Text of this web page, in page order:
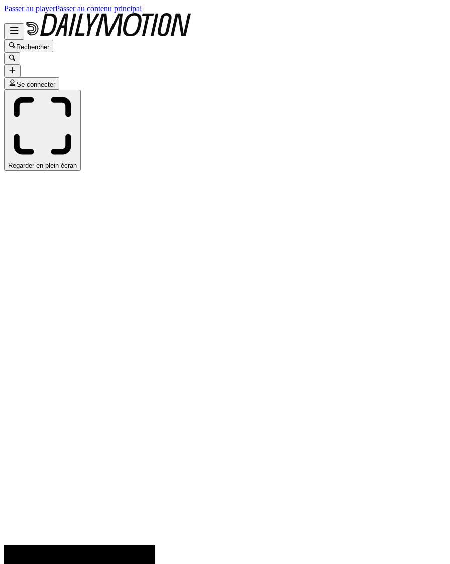
Passer au playerPasser au contenu principal
Rechercher
Se connecter
Regarder en plein écran